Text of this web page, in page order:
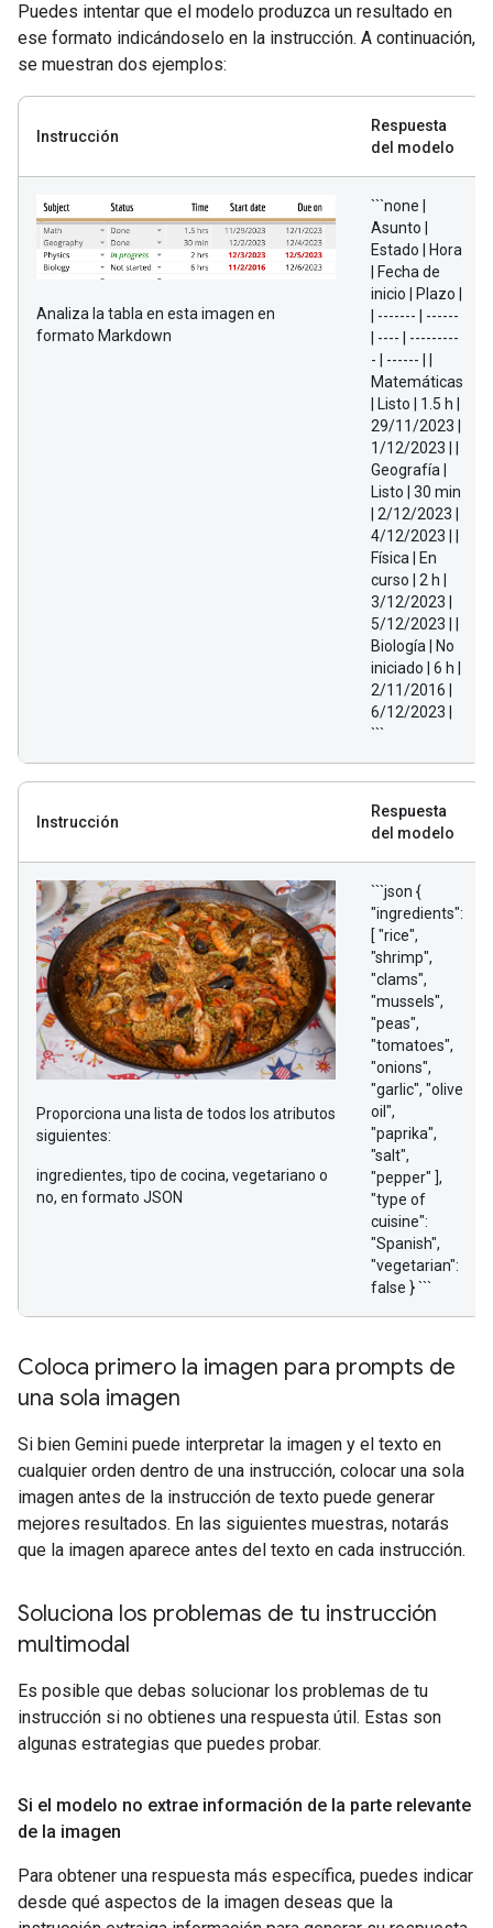
Puedes intentar que el modelo produzca un resultado en
ese formato indicándoselo en la instrucción. A continuación,
se muestran dos ejemplos:
Instrucción
Respuesta
del modelo
Analiza la tabla en esta imagen en
formato Markdown
```none |
Asunto |
Estado | Hora
| Fecha de
inicio | Plazo |
| ------- | ------
| ---- | ---------
- | ------ | |
Matemáticas
| Listo | 1.5 h |
29/11/2023 |
1/12/2023 | |
Geografía |
Listo | 30 min
| 2/12/2023 |
4/12/2023 | |
Física | En
curso | 2 h |
3/12/2023 |
5/12/2023 | |
Biología | No
iniciado | 6 h |
2/11/2016 |
6/12/2023 |
```
Instrucción
Respuesta
del modelo
Proporciona una lista de todos los atributos
siguientes:
ingredientes, tipo de cocina, vegetariano o
no, en formato JSON
```json {
"ingredients":
[ "rice",
"shrimp",
"clams",
"mussels",
"peas",
"tomatoes",
"onions",
"garlic", "olive
oil",
"paprika",
"salt",
"pepper" ],
"type of
cuisine":
"Spanish",
"vegetarian":
false } ```
Coloca primero la imagen para prompts de
una sola imagen
Si bien Gemini puede interpretar la imagen y el texto en
cualquier orden dentro de una instrucción, colocar una sola
imagen antes de la instrucción de texto puede generar
mejores resultados. En las siguientes muestras, notarás
que la imagen aparece antes del texto en cada instrucción.
Soluciona los problemas de tu instrucción
multimodal
Es posible que debas solucionar los problemas de tu
instrucción si no obtienes una respuesta útil. Estas son
algunas estrategias que puedes probar.
Si el modelo no extrae información de la parte relevante
de la imagen
Para obtener una respuesta más específica, puedes indicar
desde qué aspectos de la imagen deseas que la